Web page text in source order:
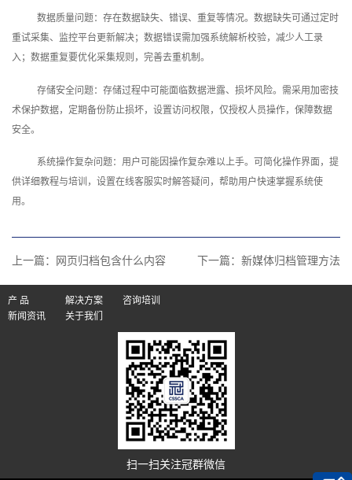
数据质量问题：存在数据缺失、错误、重复等情况。数据缺失可通过定时
重试采集、监控平台更新解决；数据错误需加强系统解析校验，减少人工录
入；数据重复要优化采集规则，完善去重机制。
存储安全问题：存储过程中可能面临数据泄露、损坏风险。需采用加密技
术保护数据，定期备份防止损坏，设置访问权限，仅授权人员操作，保障数据
安全。
系统操作复杂问题：用户可能因操作复杂难以上手。可简化操作界面，提
供详细教程与培训，设置在线客服实时解答疑问，帮助用户快速掌握系统使
用。‍
上一篇： 网页归档包含什么内容 下一篇： 新媒体归档管理方法
产 品 解决方案
咨询培训
新闻资讯
关于我们
扫一扫关注冠群微信